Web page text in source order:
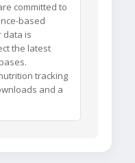
committed to
based
data is
the latest
tracking
and a